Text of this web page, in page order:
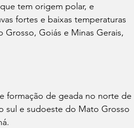
tem origem polar, e
fortes e baixas temperaturas
Goiás e Minas Gerais,
formação de geada no norte de
sul e sudoeste do Mato Grosso